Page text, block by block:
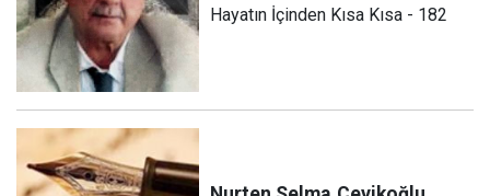
Hayatın İçinden Kısa Kısa - 182